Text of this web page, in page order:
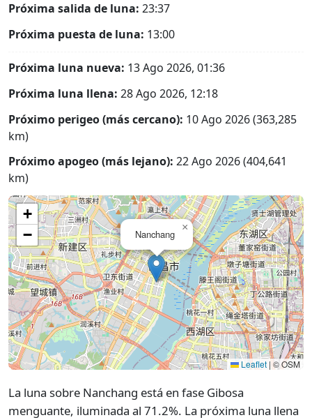
Próxima salida de luna: 23:37
Próxima puesta de luna: 13:00
Próxima luna nueva: 13 Ago 2026, 01:36
Próxima luna llena: 28 Ago 2026, 12:18
Próximo perigeo (más cercano): 10 Ago 2026 (363,285
km)
Próximo apogeo (más lejano): 22 Ago 2026 (404,641
km)
Nanchang
×
+
−
Leaflet | © OSM
La luna sobre Nanchang está en fase Gibosa
menguante, iluminada al 71.2%. La próxima luna llena